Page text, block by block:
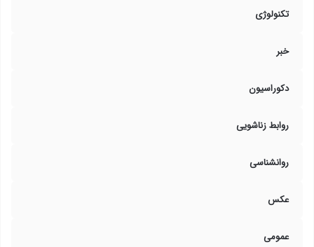
تکنولوژی
خبر
دکوراسیون
روابط زناشویی
روانشناسی
عکس
عمومی